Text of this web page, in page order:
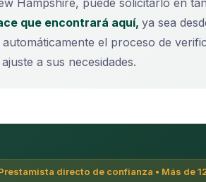
Hampshire, puede solicitarlo en
que encontrará aquí, ya sea
el proceso de
a sus necesidades.
directo de confianza • Más de